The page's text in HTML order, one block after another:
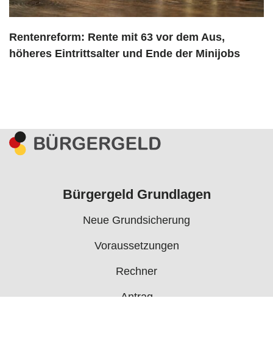
Rentenreform: Rente mit 63 vor dem Aus,
höheres Eintrittsalter und Ende der Minijobs
Bürgergeld Grundlagen
Neue Grundsicherung
Voraussetzungen
Rechner
Antrag